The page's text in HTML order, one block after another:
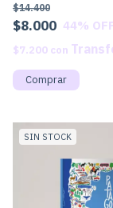
$8.000
$14.400
44%
$7.200 con
SIN STOCK